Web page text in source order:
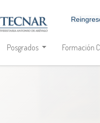
Posgrados Formación